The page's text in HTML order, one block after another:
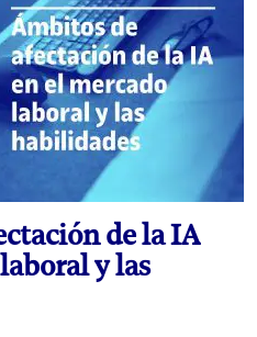
de la IA
y las